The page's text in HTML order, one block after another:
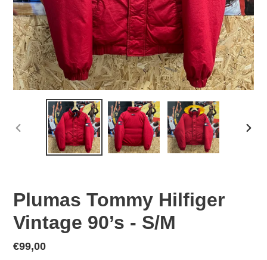
PREVIOUS
Plumas Tommy Hilfiger
Vintage 90’s - S/M
Regular
€99,00